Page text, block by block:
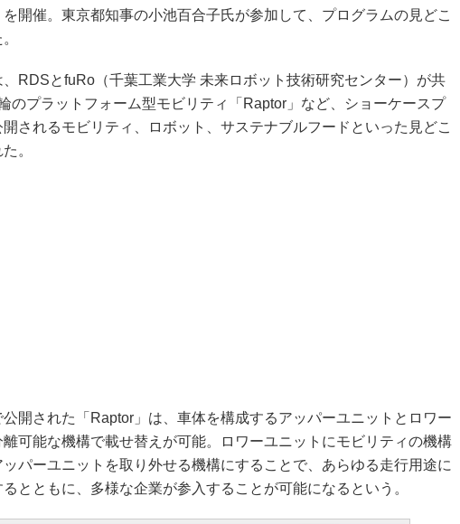
開催。東京都知事の小池百合子氏が参加して、プログラムの見どこ
RDSとfuRo（千葉工業大学 未来ロボット技術研究センター）が共
のプラットフォーム型モビリティ「Raptor」など、ショーケースプ
開されるモビリティ、ロボット、サステナブルフードといった見どこ
。
開された「Raptor」は、車体を構成するアッパーユニットとロワー
可能な機構で載せ替えが可能。ロワーユニットにモビリティの機構
ッパーユニットを取り外せる機構にすることで、あらゆる走行用途に
とともに、多様な企業が参入することが可能になるという。